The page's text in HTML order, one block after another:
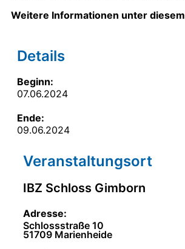
Weitere Informationen unter diesem
Details
Beginn:
07.06.2024
Ende:
09.06.2024
Veranstaltung­sort
IBZ Schloss Gimborn
Adresse:
Schlossstraße 10
51709 Marienheide